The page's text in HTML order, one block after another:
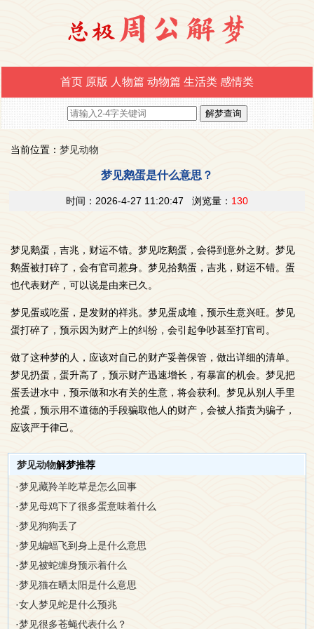
首页 原版 人物篇 动物篇 生活类 感情类
当前位置： 梦见动物
梦见鹅蛋是什么意思？
时间：2026-4-27 11:20:47 浏览量： 130
梦见鹅蛋，吉兆，财运不错。梦见吃鹅蛋，会得到意外之财。梦见
鹅蛋被打碎了，会有官司惹身。梦见拾鹅蛋，吉兆，财运不错。蛋
也代表财产，可以说是由来已久。
梦见蛋或吃蛋，是发财的祥兆。梦见蛋成堆，预示生意兴旺。梦见
蛋打碎了，预示因为财产上的纠纷，会引起争吵甚至打官司。
做了这种梦的人，应该对自己的财产妥善保管，做出详细的清单。
梦见扔蛋，蛋升高了，预示财产迅速增长，有暴富的机会。梦见把
蛋丢进水中，预示做和水有关的生意，将会获利。梦见从别人手里
抢蛋，预示用不道德的手段骗取他人的财产，会被人指责为骗子，
应该严于律己。
梦见动物解梦推荐
·梦见藏羚羊吃草是怎么回事
·梦见母鸡下了很多蛋意味着什么
·梦见狗狗丢了
·梦见蝙蝠飞到身上是什么意思
·梦见被蛇缠身预示着什么
·梦见猫在晒太阳是什么意思
·女人梦见蛇是什么预兆
·梦见很多苍蝇代表什么？